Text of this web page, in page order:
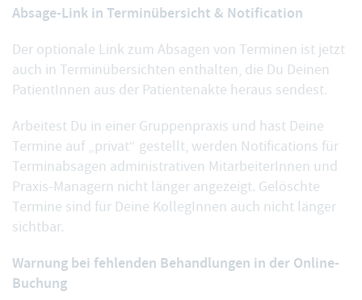
Absage-Link in Terminübersicht & Notification
Der optionale Link zum Absagen von Terminen ist jetzt
auch in Terminübersichten enthalten, die Du Deinen
PatientInnen aus der Patientenakte heraus sendest.
Arbeitest Du in einer Gruppenpraxis und hast Deine
Termine auf „privat“ gestellt, werden Notifications für
Terminabsagen administrativen MitarbeiterInnen und
Praxis-Managern nicht länger angezeigt. Gelöschte
Termine sind für Deine KollegInnen auch nicht länger
sichtbar.
Warnung bei fehlenden Behandlungen in der Online-
Buchung